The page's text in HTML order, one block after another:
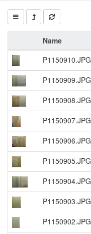
Name
P1150910.JPG
P1150909.JPG
P1150908.JPG
P1150907.JPG
P1150906.JPG
P1150905.JPG
P1150904.JPG
P1150903.JPG
P1150902.JPG